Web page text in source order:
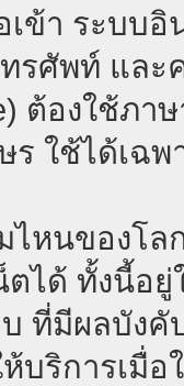
ข้า ระบบอิ
รศัพท์ และ
ต้องใช้ภ
ร ใช้ได้เฉ
ไหนของโล
ตได้ ทั้งนี้อ
ที่มีผลบังคั
บริการเมื่